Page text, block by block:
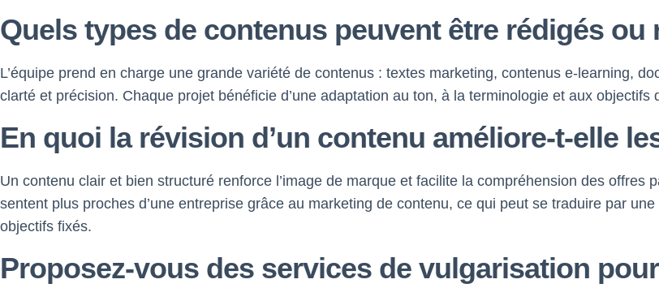
Quels types de contenus peuvent être rédigés
L’équipe prend en charge une grande variété de contenus : textes marketing, contenus e-learning,
clarté et précision. Chaque projet bénéficie d’une adaptation au ton, à la terminologie et aux objectifs
En quoi la révision d’un contenu améliore-t-elle
Un contenu clair et bien structuré renforce l’image de marque et facilite la compréhension des
sentent plus proches d’une entreprise grâce au marketing de contenu, ce qui peut se traduire par
objectifs fixés.
Proposez-vous des services de vulgarisation